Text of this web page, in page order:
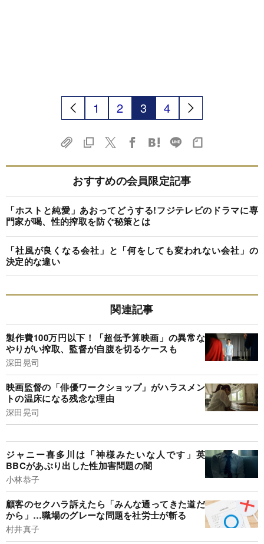
1 2 3 4
おすすめの会員限定記事
「ホストと純愛」あおってどうする!フジテレビのドラマに専
門家が喝、性的搾取を防ぐ秘策とは
「社風が良くなる会社」と「何をしても変われない会社」の
決定的な違い
関連記事
製作費100万円以下！「超低予算映画」の異常な
やりがい搾取、監督が自腹を切るケースも
深田晃司
映画監督の「俳優ワークショップ」がハラスメン
トの温床になる残念な理由
深田晃司
ジャニー喜多川は「神様みたいな人です」英
BBCがあぶり出した性加害問題の闇
小林恭子
顧客のセクハラ訴えたら「みんな通ってきた道だ
から」…職場のグレーな問題を社労士が斬る
村井真子